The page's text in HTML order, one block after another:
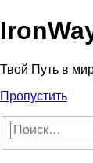
Твой Путь в
Пропустить